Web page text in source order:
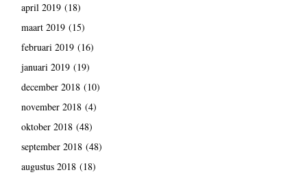
april 2019(18)
maart 2019(15)
februari 2019(16)
januari 2019(19)
december 2018(10)
november 2018(4)
oktober 2018(48)
september 2018(48)
augustus 2018(18)